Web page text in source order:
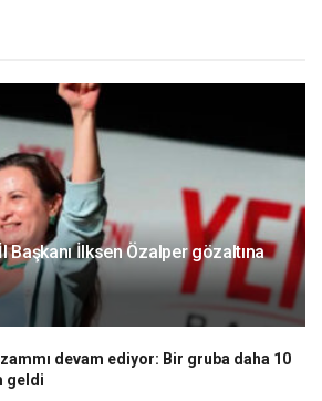
Başkanı İlksen Özalper gözaltına
devam ediyor: Bir gruba daha 10
geldi